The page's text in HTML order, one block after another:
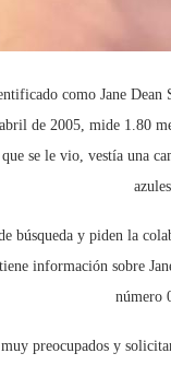
como Jane Dean
de 2005, mide 1.80
se le vio, vestía una
búsqueda y piden la
información sobre
número
preocupados y